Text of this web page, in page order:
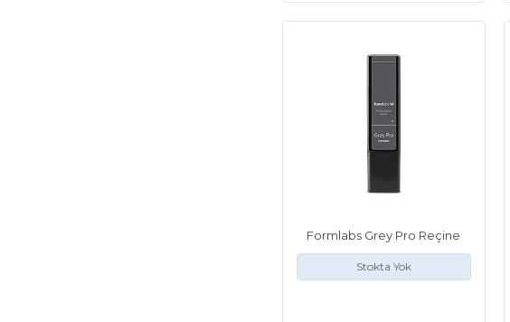
Formlabs Grey Pro Reçine
Stokta Yok